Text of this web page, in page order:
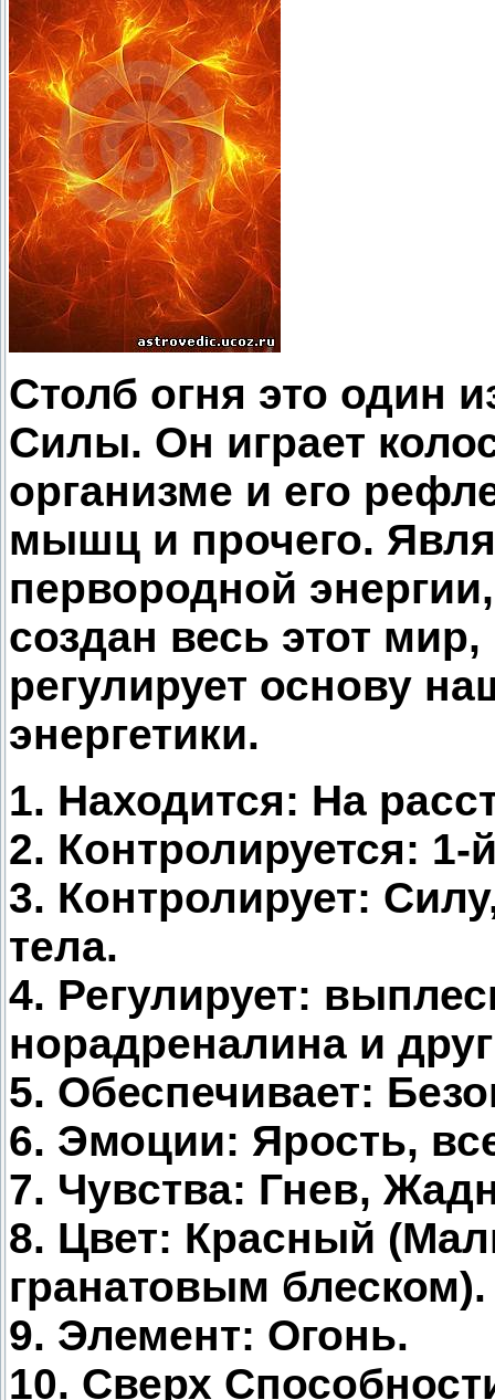
Столб огня это один
Силы. Он играет
организме и его
мышц и прочего.
первородной
создан весь этот
регулирует основу
энергетики.
1. Находится: На
2. Контролируется: 1-
3. Контролирует:
тела.
4. Регулирует:
норадреналина и
5. Обеспечивает:
6. Эмоции: Ярость,
7. Чувства: Гнев,
8. Цвет: Красный
гранатовым блеском).
9. Элемент: Огонь.
10. Сверх